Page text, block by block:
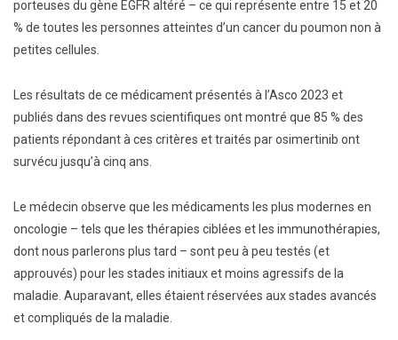
porteuses du gène EGFR altéré – ce qui représente entre 15 et 20
% de toutes les personnes atteintes d’un cancer du poumon non à
petites cellules.
Les résultats de ce médicament présentés à l’Asco 2023 et
publiés dans des revues scientifiques ont montré que 85 % des
patients répondant à ces critères et traités par osimertinib ont
survécu jusqu’à cinq ans.
Le médecin observe que les médicaments les plus modernes en
oncologie – tels que les thérapies ciblées et les immunothérapies,
dont nous parlerons plus tard – sont peu à peu testés (et
approuvés) pour les stades initiaux et moins agressifs de la
maladie. Auparavant, elles étaient réservées aux stades avancés
et compliqués de la maladie.